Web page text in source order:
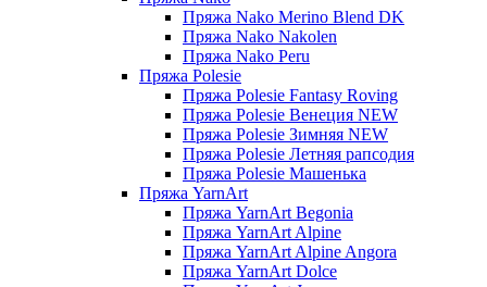
Пряжа Nako Merino Blend DK
Пряжа Nako Nakolen
Пряжа Nako Peru
Пряжа Polesie
Пряжа Polesie Fantasy Roving
Пряжа Polesie Венеция NEW
Пряжа Polesie Зимняя NEW
Пряжа Polesie Летняя рапсодия
Пряжа Polesie Машенька
Пряжа YarnArt
Пряжа YarnArt Begonia
Пряжа YarnArt Alpine
Пряжа YarnArt Alpine Angora
Пряжа YarnArt Dolce